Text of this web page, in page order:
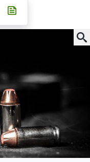
Whatsapp
auf Telegram
teilen
auf X